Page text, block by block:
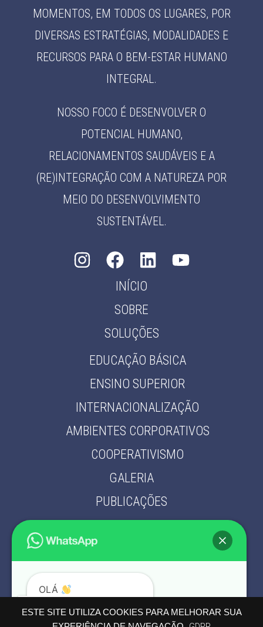
ESTE SITE UTILIZA COOKIES PARA MELHORAR SUA
MOMENTOS, EM TODOS OS LUGARES, POR
DIVERSAS ESTRATÉGIAS, MODALIDADES E
RECURSOS PARA O BEM-ESTAR HUMANO
INTEGRAL.
NOSSO FOCO É DESENVOLVER O
POTENCIAL HUMANO,
RELACIONAMENTOS SAUDÁVEIS E A
(RE)INTEGRAÇÃO COM A NATUREZA POR
MEIO DO DESENVOLVIMENTO
SUSTENTÁVEL.
INÍCIO
SOBRE
SOLUÇÕES
EDUCAÇÃO BÁSICA
ENSINO SUPERIOR
INTERNACIONALIZAÇÃO
AMBIENTES CORPORATIVOS
COOPERATIVISMO
GALERIA
PUBLICAÇÕES
PARCEIROS
POLÍTICA DE PRIVACIDADE
OLÁ